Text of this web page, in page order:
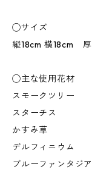
◯サイズ
縦18cm 横18cm
◯主な使用花材
スモークツリー
スターチス
かすみ草
デルフィニウム
ブルーファンタジア